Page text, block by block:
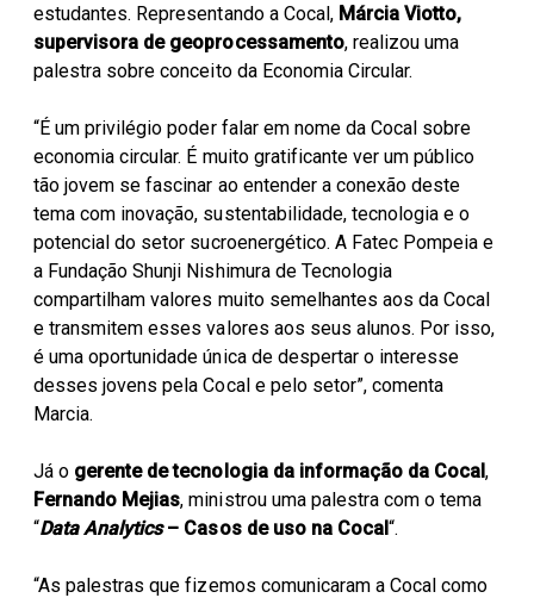
estudantes. Representando a Cocal, Márcia Viotto,
supervisora de geoprocessamento, realizou uma
palestra sobre conceito da Economia Circular.
“É um privilégio poder falar em nome da Cocal sobre
economia circular. É muito gratificante ver um público
tão jovem se fascinar ao entender a conexão deste
tema com inovação, sustentabilidade, tecnologia e o
potencial do setor sucroenergético. A Fatec Pompeia e
a Fundação Shunji Nishimura de Tecnologia
compartilham valores muito semelhantes aos da Cocal
e transmitem esses valores aos seus alunos. Por isso,
é uma oportunidade única de despertar o interesse
desses jovens pela Cocal e pelo setor”, comenta
Marcia.
Já o gerente de tecnologia da informação da Cocal,
Fernando Mejias, ministrou uma palestra com o tema
“Data Analytics– Casos de uso na Cocal“.
“As palestras que fizemos comunicaram a Cocal como